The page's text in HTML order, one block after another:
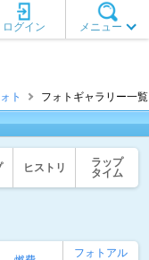
メニュー
ログイン
ト フォトギャラリー一
ヒストリ
ラップ
タイム
フォトアル